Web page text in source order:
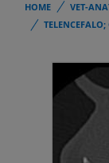
HOME VET-
TELENCEFALO;